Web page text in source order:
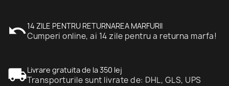
undo14 ZILE PENTRU RETURNAREA MARFURII
Cumperi online, ai 14 zile pentru a returna marfa!
local_shippingLivrare gratuita de la 350 lej
Transporturile sunt livrate de: DHL, GLS, UPS